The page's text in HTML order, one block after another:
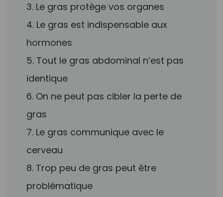
3. Le gras protège vos organes
4. Le gras est indispensable aux
hormones
5. Tout le gras abdominal n’est pas
identique
6. On ne peut pas cibler la perte de
gras
7. Le gras communique avec le
cerveau
8. Trop peu de gras peut être
problématique